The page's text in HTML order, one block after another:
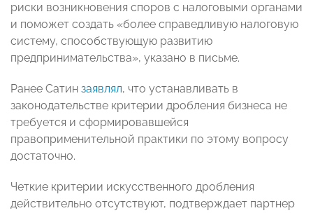
риски возникновения споров с налоговыми органами
и поможет создать «более справедливую налоговую
систему, способствующую развитию
предпринимательства», указано в письме.
Ранее Сатин заявлял, что устанавливать в
законодательстве критерии дробления бизнеса не
требуется и сформировавшейся
правоприменительной практики по этому вопросу
достаточно.
Четкие критерии искусственного дробления
действительно отсутствуют, подтверждает партнер